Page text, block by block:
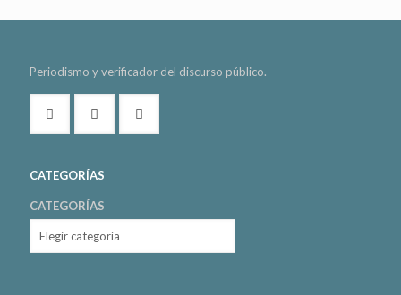
Periodismo y verificador del discurso público.
CATEGORÍAS
CATEGORÍAS